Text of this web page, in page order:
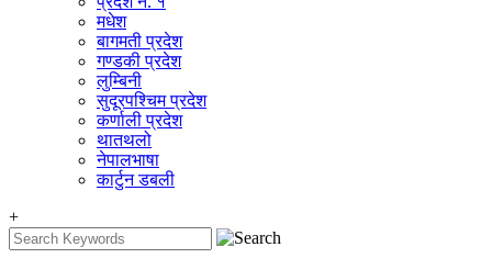
मधेश
बागमती प्रदेश
गण्डकी प्रदेश
लुम्बिनी
सुदूरपश्चिम प्रदेश
कर्णाली प्रदेश
थातथलो
नेपालभाषा
कार्टुन डबली
+